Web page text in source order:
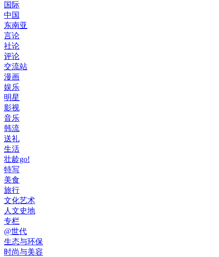
国际
中国
东南亚
言论
社论
评论
交流站
漫画
娱乐
明星
影视
音乐
韩流
送礼
生活
壮龄go!
特写
美食
旅行
文化艺术
人文史地
专栏
@世代
生态与环保
时尚与美容